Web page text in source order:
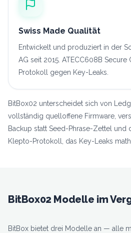
Swiss Made Qualität
Entwickelt und produziert in der
AG seit 2015. ATECC608B
Protokoll gegen Key-Leaks.
BitBox02 unterscheidet sich von
vollständig quelloffene Firmware,
Backup statt Seed-Phrase-Zettel und
Klepto-Protokoll, das Key-Leaks
BitBox02 Modelle im
BitBox bietet drei Modelle an — alle